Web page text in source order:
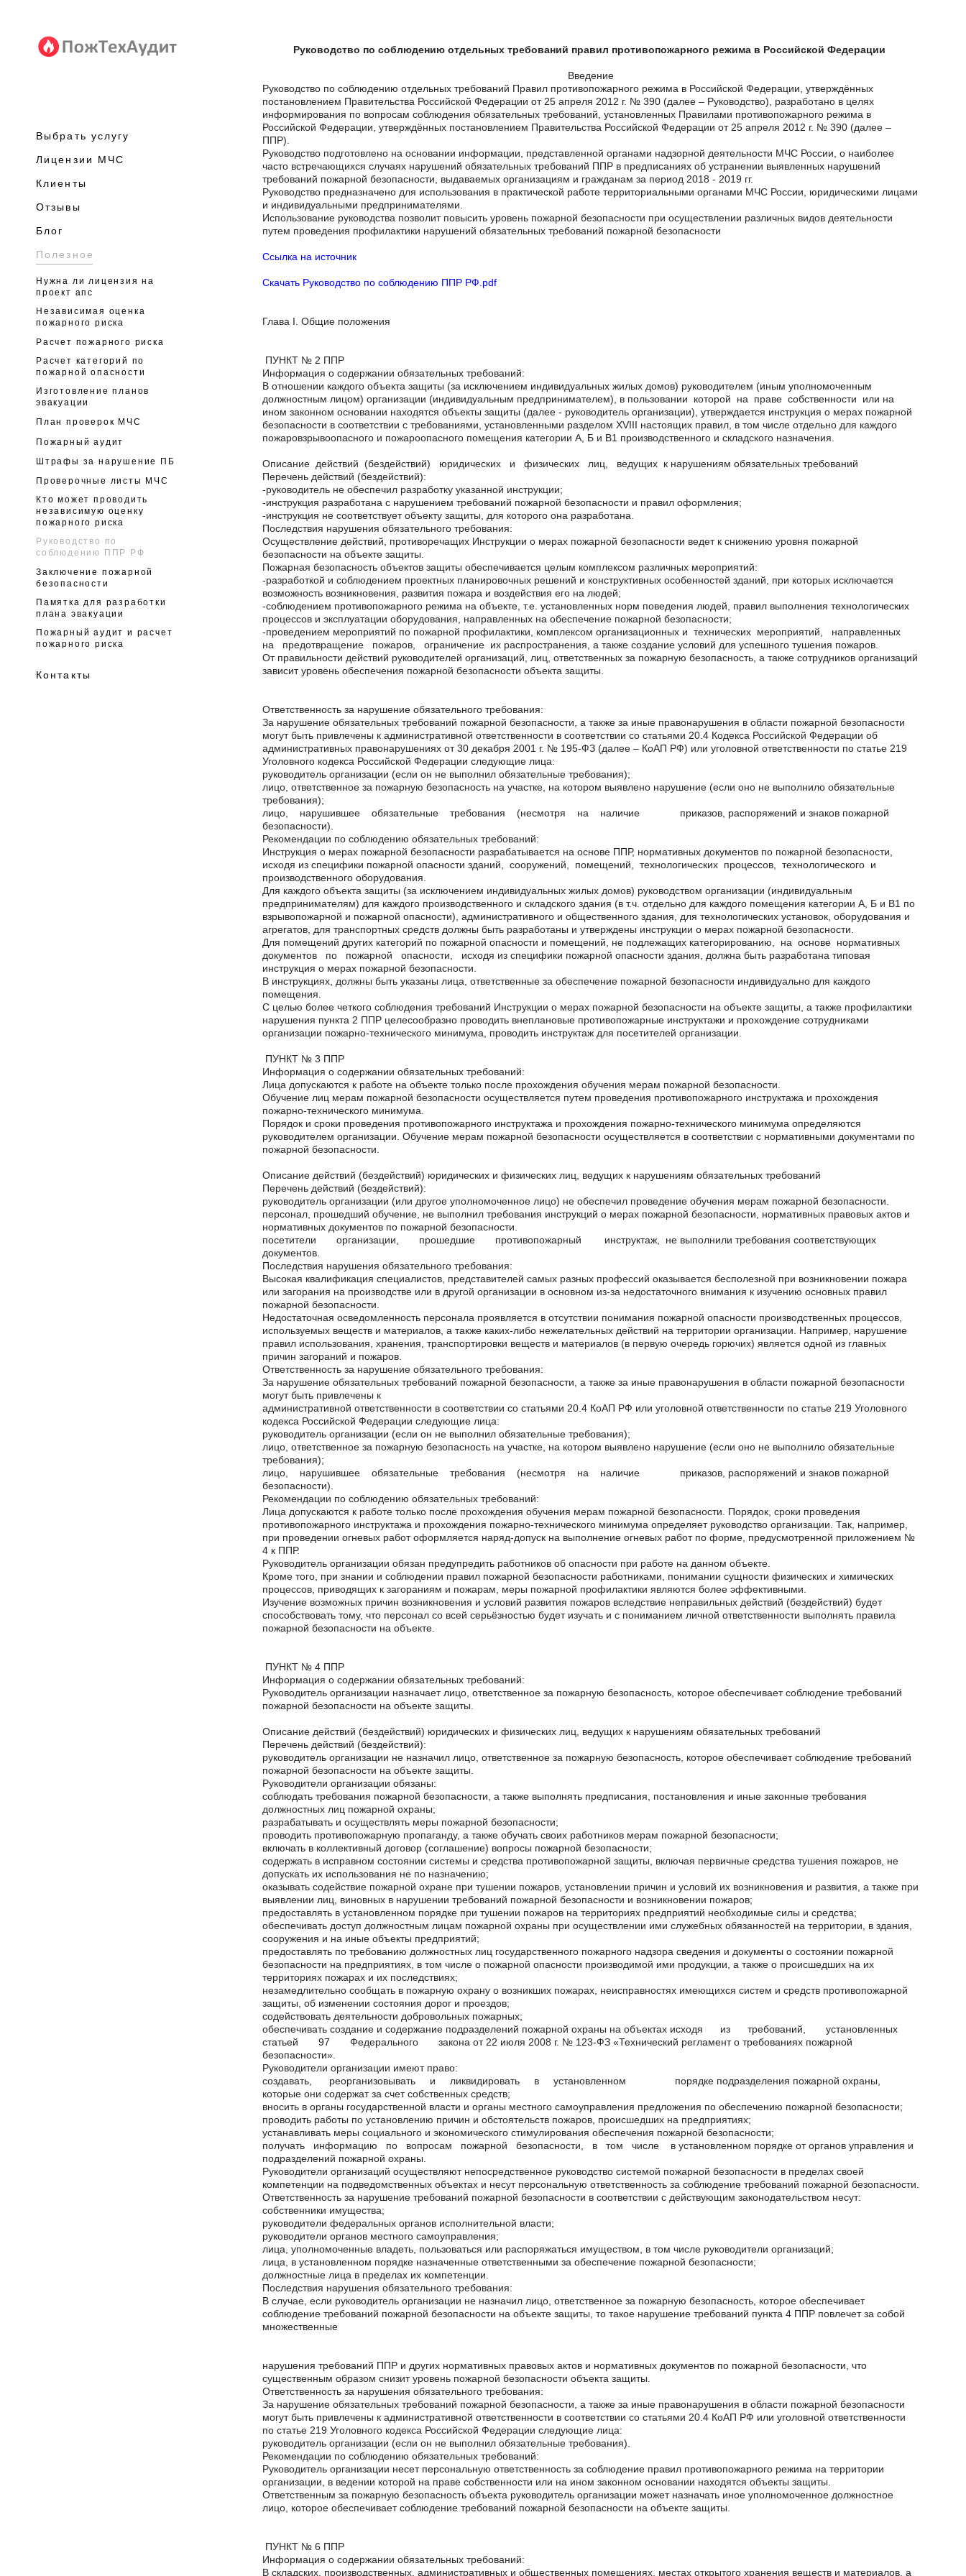
Выбрать услугу
Лицензии МЧС
Клиенты
Отзывы
Блог
Полезное
Нужна ли лицензия на
проект апс
Независимая оценка
пожарного риска
Расчет пожарного риска
Расчет категорий по
пожарной опасности
Изготовление планов
эвакуации
План проверок МЧС
Пожарный аудит
Штрафы за нарушение ПБ
Проверочные листы МЧС
Кто может проводить
независимую оценку
пожарного риска
Руководство по
соблюдению ППР РФ
Заключение пожарной
безопасности
Памятка для разработки
плана эвакуации
Пожарный аудит и расчет
пожарного риска
Контакты
Руководство по соблюдению отдельных требований правил противопожарного режима в Российской Федерации
Введение
Руководство по соблюдению отдельных требований Правил противопожарного режима в Российской Федерации, утверждённых
постановлением Правительства Российской Федерации от 25 апреля 2012 г. № 390 (далее – Руководство), разработано в целях
информирования по вопросам соблюдения обязательных требований, установленных Правилами противопожарного режима в
Российской Федерации, утверждённых постановлением Правительства Российской Федерации от 25 апреля 2012 г. № 390 (далее –
ППР).
Руководство подготовлено на основании информации, представленной органами надзорной деятельности МЧС России, о наиболее
часто встречающихся случаях нарушений обязательных требований ППР в предписаниях об устранении выявленных нарушений
требований пожарной безопасности, выдаваемых организациям и гражданам за период 2018 - 2019 гг.
Руководство предназначено для использования в практической работе территориальными органами МЧС России, юридическими лицами
и индивидуальными предпринимателями.
Использование руководства позволит повысить уровень пожарной безопасности при осуществлении различных видов деятельности
путем проведения профилактики нарушений обязательных требований пожарной безопасности
Ссылка на источник
Скачать Руководство по соблюдению ППР РФ .pdf
Глава I. Общие положения
ПУНКТ № 2 ППР
Информация о содержании обязательных требований:
В отношении каждого объекта защиты (за исключением индивидуальных жилых домов) руководителем (иным уполномоченным
должностным лицом) организации (индивидуальным предпринимателем), в пользовании которой на праве собственности или на
ином законном основании находятся объекты защиты (далее - руководитель организации), утверждается инструкция о мерах пожарной
безопасности в соответствии с требованиями, установленными разделом XVIII настоящих правил, в том числе отдельно для каждого
пожаровзрывоопасного и пожароопасного помещения категории А, Б и В1 производственного и складского назначения.
Описание действий (бездействий) юридических и физических лиц, ведущих к нарушениям обязательных требований
Перечень действий (бездействий):
-руководитель не обеспечил разработку указанной инструкции;
-инструкция разработана с нарушением требований пожарной безопасности и правил оформления;
-инструкция не соответствует объекту защиты, для которого она разработана.
Последствия нарушения обязательного требования:
Осуществление действий, противоречащих Инструкции о мерах пожарной безопасности ведет к снижению уровня пожарной
безопасности на объекте защиты.
Пожарная безопасность объектов защиты обеспечивается целым комплексом различных мероприятий:
-разработкой и соблюдением проектных планировочных решений и конструктивных особенностей зданий, при которых исключается
возможность возникновения, развития пожара и воздействия его на людей;
-соблюдением противопожарного режима на объекте, т.е. установленных норм поведения людей, правил выполнения технологических
процессов и эксплуатации оборудования, направленных на обеспечение пожарной безопасности;
-проведением мероприятий по пожарной профилактики, комплексом организационных и технических мероприятий, направленных
на предотвращение пожаров, ограничение их распространения, а также создание условий для успешного тушения пожаров.
От правильности действий руководителей организаций, лиц, ответственных за пожарную безопасность, а также сотрудников организаций
зависит уровень обеспечения пожарной безопасности объекта защиты.
Ответственность за нарушение обязательного требования:
За нарушение обязательных требований пожарной безопасности, а также за иные правонарушения в области пожарной безопасности
могут быть привлечены к административной ответственности в соответствии со статьями 20.4 Кодекса Российской Федерации об
административных правонарушениях от 30 декабря 2001 г. № 195-ФЗ (далее – КоАП РФ) или уголовной ответственности по статье 219
Уголовного кодекса Российской Федерации следующие лица:
руководитель организации (если он не выполнил обязательные требования);
лицо, ответственное за пожарную безопасность на участке, на котором выявлено нарушение (если оно не выполнило обязательные
требования);
лицо, нарушившее обязательные требования (несмотря на наличие приказов, распоряжений и знаков пожарной
безопасности).
Рекомендации по соблюдению обязательных требований:
Инструкция о мерах пожарной безопасности разрабатывается на основе ППР, нормативных документов по пожарной безопасности,
исходя из специфики пожарной опасности зданий, сооружений, помещений, технологических процессов, технологического и
производственного оборудования.
Для каждого объекта защиты (за исключением индивидуальных жилых домов) руководством организации (индивидуальным
предпринимателям) для каждого производственного и складского здания (в т.ч. отдельно для каждого помещения категории А, Б и В1 по
взрывопожарной и пожарной опасности), административного и общественного здания, для технологических установок, оборудования и
агрегатов, для транспортных средств должны быть разработаны и утверждены инструкции о мерах пожарной безопасности.
Для помещений других категорий по пожарной опасности и помещений, не подлежащих категорированию, на основе нормативных
документов по пожарной опасности, исходя из специфики пожарной опасности здания, должна быть разработана типовая
инструкция о мерах пожарной безопасности.
В инструкциях, должны быть указаны лица, ответственные за обеспечение пожарной безопасности индивидуально для каждого
помещения.
С целью более четкого соблюдения требований Инструкции о мерах пожарной безопасности на объекте защиты, а также профилактики
нарушения пункта 2 ППР целесообразно проводить внеплановые противопожарные инструктажи и прохождение сотрудниками
организации пожарно-технического минимума, проводить инструктаж для посетителей организации.
ПУНКТ № 3 ППР
Информация о содержании обязательных требований:
Лица допускаются к работе на объекте только после прохождения обучения мерам пожарной безопасности.
Обучение лиц мерам пожарной безопасности осуществляется путем проведения противопожарного инструктажа и прохождения
пожарно-технического минимума.
Порядок и сроки проведения противопожарного инструктажа и прохождения пожарно-технического минимума определяются
руководителем организации. Обучение мерам пожарной безопасности осуществляется в соответствии с нормативными документами по
пожарной безопасности.
Описание действий (бездействий) юридических и физических лиц, ведущих к нарушениям обязательных требований
Перечень действий (бездействий):
руководитель организации (или другое уполномоченное лицо) не обеспечил проведение обучения мерам пожарной безопасности.
персонал, прошедший обучение, не выполнил требования инструкций о мерах пожарной безопасности, нормативных правовых актов и
нормативных документов по пожарной безопасности.
посетители организации, прошедшие противопожарный инструктаж, не выполнили требования соответствующих
документов.
Последствия нарушения обязательного требования:
Высокая квалификация специалистов, представителей самых разных профессий оказывается бесполезной при возникновении пожара
или загорания на производстве или в другой организации в основном из-за недостаточного внимания к изучению основных правил
пожарной безопасности.
Недостаточная осведомленность персонала проявляется в отсутствии понимания пожарной опасности производственных процессов,
используемых веществ и материалов, а также каких-либо нежелательных действий на территории организации. Например, нарушение
правил использования, хранения, транспортировки веществ и материалов (в первую очередь горючих) является одной из главных
причин загораний и пожаров.
Ответственность за нарушение обязательного требования:
За нарушение обязательных требований пожарной безопасности, а также за иные правонарушения в области пожарной безопасности
могут быть привлечены к
административной ответственности в соответствии со статьями 20.4 КоАП РФ или уголовной ответственности по статье 219 Уголовного
кодекса Российской Федерации следующие лица:
руководитель организации (если он не выполнил обязательные требования);
лицо, ответственное за пожарную безопасность на участке, на котором выявлено нарушение (если оно не выполнило обязательные
требования);
лицо, нарушившее обязательные требования (несмотря на наличие приказов, распоряжений и знаков пожарной
безопасности).
Рекомендации по соблюдению обязательных требований:
Лица допускаются к работе только после прохождения обучения мерам пожарной безопасности. Порядок, сроки проведения
противопожарного инструктажа и прохождения пожарно-технического минимума определяет руководство организации. Так, например,
при проведении огневых работ оформляется наряд-допуск на выполнение огневых работ по форме, предусмотренной приложением №
4 к ППР.
Руководитель организации обязан предупредить работников об опасности при работе на данном объекте.
Кроме того, при знании и соблюдении правил пожарной безопасности работниками, понимании сущности физических и химических
процессов, приводящих к загораниям и пожарам, меры пожарной профилактики являются более эффективными.
Изучение возможных причин возникновения и условий развития пожаров вследствие неправильных действий (бездействий) будет
способствовать тому, что персонал со всей серьёзностью будет изучать и с пониманием личной ответственности выполнять правила
пожарной безопасности на объекте.
ПУНКТ № 4 ППР
Информация о содержании обязательных требований:
Руководитель организации назначает лицо, ответственное за пожарную безопасность, которое обеспечивает соблюдение требований
пожарной безопасности на объекте защиты.
Описание действий (бездействий) юридических и физических лиц, ведущих к нарушениям обязательных требований
Перечень действий (бездействий):
руководитель организации не назначил лицо, ответственное за пожарную безопасность, которое обеспечивает соблюдение требований
пожарной безопасности на объекте защиты.
Руководители организации обязаны:
соблюдать требования пожарной безопасности, а также выполнять предписания, постановления и иные законные требования
должностных лиц пожарной охраны;
разрабатывать и осуществлять меры пожарной безопасности;
проводить противопожарную пропаганду, а также обучать своих работников мерам пожарной безопасности;
включать в коллективный договор (соглашение) вопросы пожарной безопасности;
содержать в исправном состоянии системы и средства противопожарной защиты, включая первичные средства тушения пожаров, не
допускать их использования не по назначению;
оказывать содействие пожарной охране при тушении пожаров, установлении причин и условий их возникновения и развития, а также при
выявлении лиц, виновных в нарушении требований пожарной безопасности и возникновении пожаров;
предоставлять в установленном порядке при тушении пожаров на территориях предприятий необходимые силы и средства;
обеспечивать доступ должностным лицам пожарной охраны при осуществлении ими служебных обязанностей на территории, в здания,
сооружения и на иные объекты предприятий;
предоставлять по требованию должностных лиц государственного пожарного надзора сведения и документы о состоянии пожарной
безопасности на предприятиях, в том числе о пожарной опасности производимой ими продукции, а также о происшедших на их
территориях пожарах и их последствиях;
незамедлительно сообщать в пожарную охрану о возникших пожарах, неисправностях имеющихся систем и средств противопожарной
защиты, об изменении состояния дорог и проездов;
содействовать деятельности добровольных пожарных;
обеспечивать создание и содержание подразделений пожарной охраны на объектах исходя из требований, установленных
статьей 97 Федерального закона от 22 июля 2008 г. № 123-ФЗ «Технический регламент о требованиях пожарной
безопасности».
Руководители организации имеют право:
создавать, реорганизовывать и ликвидировать в установленном порядке подразделения пожарной охраны,
которые они содержат за счет собственных средств;
вносить в органы государственной власти и органы местного самоуправления предложения по обеспечению пожарной безопасности;
проводить работы по установлению причин и обстоятельств пожаров, происшедших на предприятиях;
устанавливать меры социального и экономического стимулирования обеспечения пожарной безопасности;
получать информацию по вопросам пожарной безопасности, в том числе в установленном порядке от органов управления и
подразделений пожарной охраны.
Руководители организаций осуществляют непосредственное руководство системой пожарной безопасности в пределах своей
компетенции на подведомственных объектах и несут персональную ответственность за соблюдение требований пожарной безопасности.
Ответственность за нарушение требований пожарной безопасности в соответствии с действующим законодательством несут:
собственники имущества;
руководители федеральных органов исполнительной власти;
руководители органов местного самоуправления;
лица, уполномоченные владеть, пользоваться или распоряжаться имуществом, в том числе руководители организаций;
лица, в установленном порядке назначенные ответственными за обеспечение пожарной безопасности;
должностные лица в пределах их компетенции.
Последствия нарушения обязательного требования:
В случае, если руководитель организации не назначил лицо, ответственное за пожарную безопасность, которое обеспечивает
соблюдение требований пожарной безопасности на объекте защиты, то такое нарушение требований пункта 4 ППР повлечет за собой
множественные
нарушения требований ППР и других нормативных правовых актов и нормативных документов по пожарной безопасности, что
существенным образом снизит уровень пожарной безопасности объекта защиты.
Ответственность за нарушения обязательного требования:
За нарушение обязательных требований пожарной безопасности, а также за иные правонарушения в области пожарной безопасности
могут быть привлечены к административной ответственности в соответствии со статьями 20.4 КоАП РФ или уголовной ответственности
по статье 219 Уголовного кодекса Российской Федерации следующие лица:
руководитель организации (если он не выполнил обязательные требования).
Рекомендации по соблюдению обязательных требований:
Руководитель организации несет персональную ответственность за соблюдение правил противопожарного режима на территории
организации, в ведении которой на праве собственности или на ином законном основании находятся объекты защиты.
Ответственным за пожарную безопасность объекта руководитель организации может назначать иное уполномоченное должностное
лицо, которое обеспечивает соблюдение требований пожарной безопасности на объекте защиты.
ПУНКТ № 6 ППР
Информация о содержании обязательных требований:
В складских, производственных, административных и общественных помещениях, местах открытого хранения веществ и материалов, а